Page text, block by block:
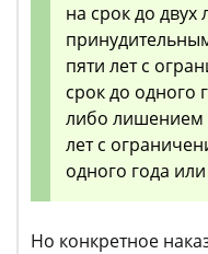
на срок до двух
пяти лет с
срок до одного
либо лишением
лет с
одного года
Но конкретное